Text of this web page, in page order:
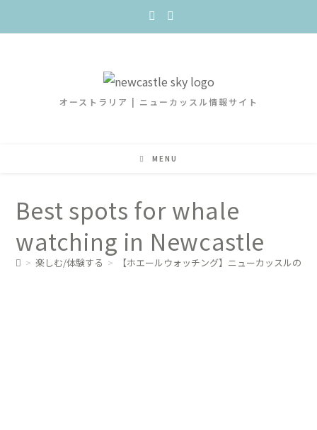
オーストラリア | ニューカッスル情報サイト
MENU
Best spots for whale
watching in Newcastle
> 楽しむ/体験する > 【ホエールウォッチング】ニューカッスルの